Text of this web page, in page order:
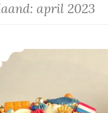
april 2023